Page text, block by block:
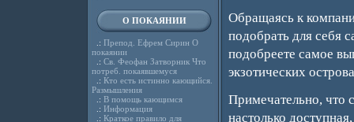
О ПОКАЯНИИ
.: Препод. Ефрем Сирин О
покаянии
.: Св. Феофан Затворник Что
потреб. покаявшемуся
.: Кто есть истинно кающийся.
Размышления
.: В помощь кающимся
.: Информация
.: Краткое правило для
Обращаясь к
подобрать для себя
подобреете самое
экзотических
Примечательно, что
настолько